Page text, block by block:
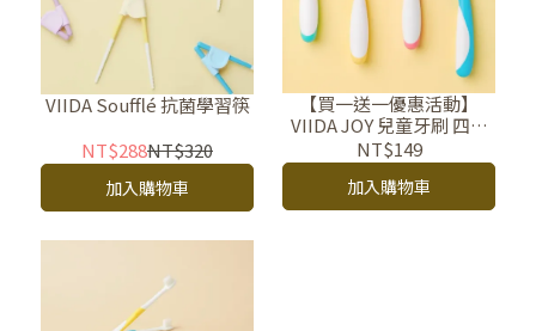
VIIDA Soufflé 抗菌學習筷
NT$288NT$320
加入購物車
【買一送一優惠活動】
VIIDA JOY 兒童牙刷 四色
任選 70 微米微晶絲細軟刷
毛
NT$149
加入購物車